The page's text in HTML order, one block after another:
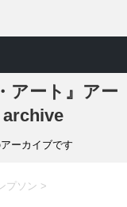
アート』アー
ーカイブです
プソン >